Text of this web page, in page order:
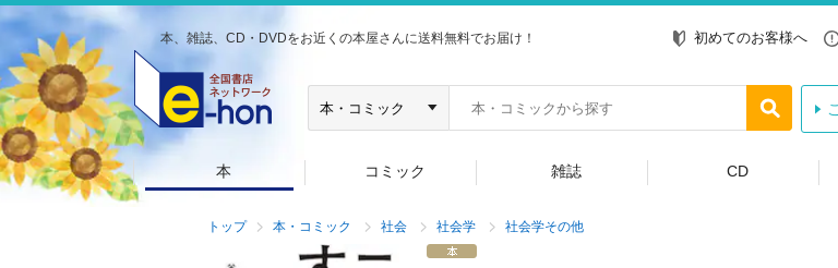
本、雑誌、CD・DVDをお近くの本屋さんに送料無料でお届け！ 初めてのお客様へ
本 コミック 雑誌 CD
トップ 本・コミック 社会 社会学 社会学その他